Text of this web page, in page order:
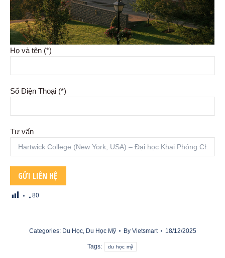
Họ và tên (*)
Số Điện Thoại (*)
Tư vấn
80
Categories: Du Học, Du Học Mỹ By Vietsmart 18/12/2025
Tags: du học mỹ